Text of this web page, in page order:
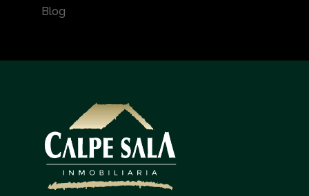
Blog